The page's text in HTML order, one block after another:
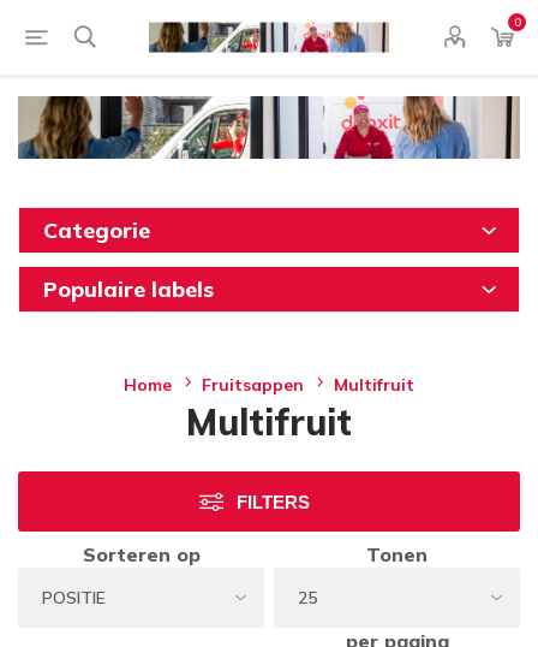
0
Categorie
Populaire labels
Home Fruitsappen Multifruit
Multifruit
FILTERS
Sorteren op Tonen
per pagina